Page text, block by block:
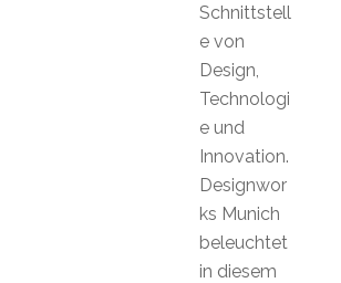
Schnittstell
e von
Design,
Technologi
e und
Innovation.
Designwor
ks Munich
beleuchtet
in diesem